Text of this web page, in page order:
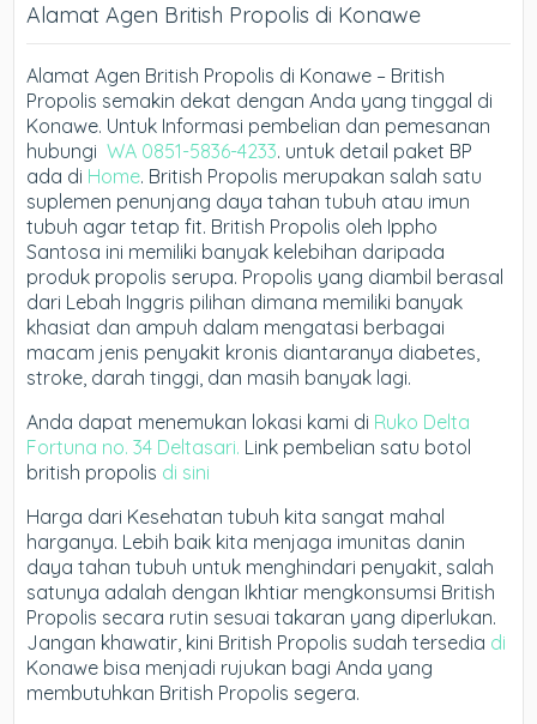
Alamat Agen British Propolis di Konawe
Alamat Agen British Propolis di Konawe – British
Propolis semakin dekat dengan Anda yang tinggal di
Konawe. Untuk Informasi pembelian dan pemesanan
hubungiWA 0851-5836-4233. untuk detail paket BP
ada di Home. British Propolis merupakan salah satu
suplemen penunjang daya tahan tubuh atau imun
tubuh agar tetap fit. British Propolis oleh Ippho
Santosa ini memiliki banyak kelebihan daripada
produk propolis serupa. Propolis yang diambil berasal
dari Lebah Inggris pilihan dimana memiliki banyak
khasiat dan ampuh dalam mengatasi berbagai
macam jenis penyakit kronis diantaranya diabetes,
stroke, darah tinggi, dan masih banyak lagi.
Anda dapat menemukan lokasi kami di Ruko Delta
Fortuna no. 34 Deltasari. Link pembelian satu botol
british propolis di sini
Harga dari Kesehatan tubuh kita sangat mahal
harganya. Lebih baik kita menjaga imunitas danin
daya tahan tubuh untuk menghindari penyakit, salah
satunya adalah dengan Ikhtiar mengkonsumsi British
Propolis secara rutin sesuai takaran yang diperlukan.
Jangan khawatir, kini British Propolis sudah tersedia di
Konawe bisa menjadi rujukan bagi Anda yang
membutuhkan British Propolis segera.